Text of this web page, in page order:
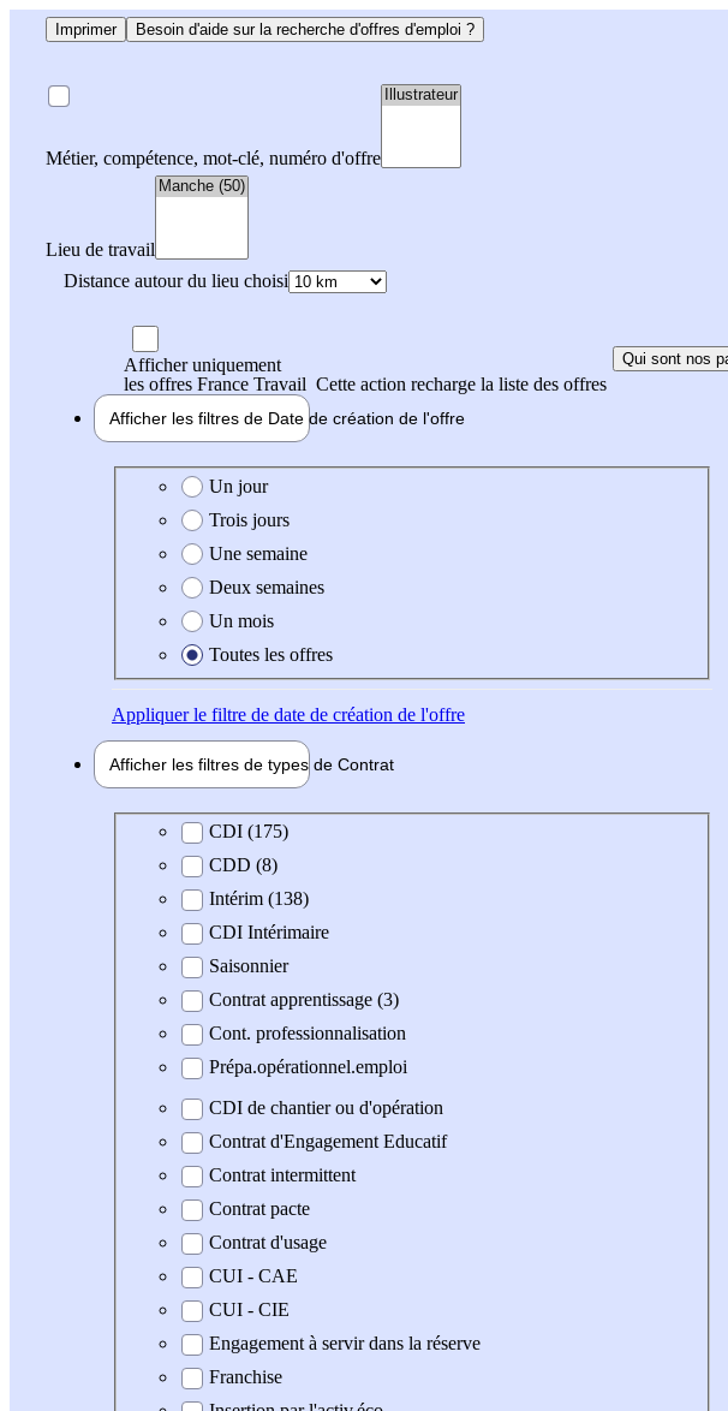
Imprimer Besoin d'aide sur la recherche d'offres d'emploi ?
Métier, compétence, mot-clé, numéro d'offre
Lieu de travail
Distance autour du lieu choisi
Afficher uniquement
les offres France Travail Cette action recharge la liste des offres
Qui sont nos
Afficher les filtres de Date de création de l'offre
Date de création de l'offre
Un jour
Trois jours
Une semaine
Deux semaines
Un mois
Toutes les offres
Appliquerle filtre de date de création de l'offre
Afficher les filtres de types de Contrat
Type de contratCDI (175)
CDD (8)
Intérim (138)
CDI Intérimaire
Saisonnier
Contrat apprentissage (3)
Cont. professionnalisation
Prépa.opérationnel.emploi
CDI de chantier ou d'opération
Contrat d'Engagement Educatif
Contrat intermittent
Contrat pacte
Contrat d'usage
CUI - CAE
CUI - CIE
Engagement à servir dans la réserve
Franchise